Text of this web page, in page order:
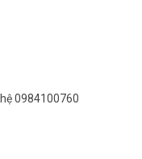
0984100760